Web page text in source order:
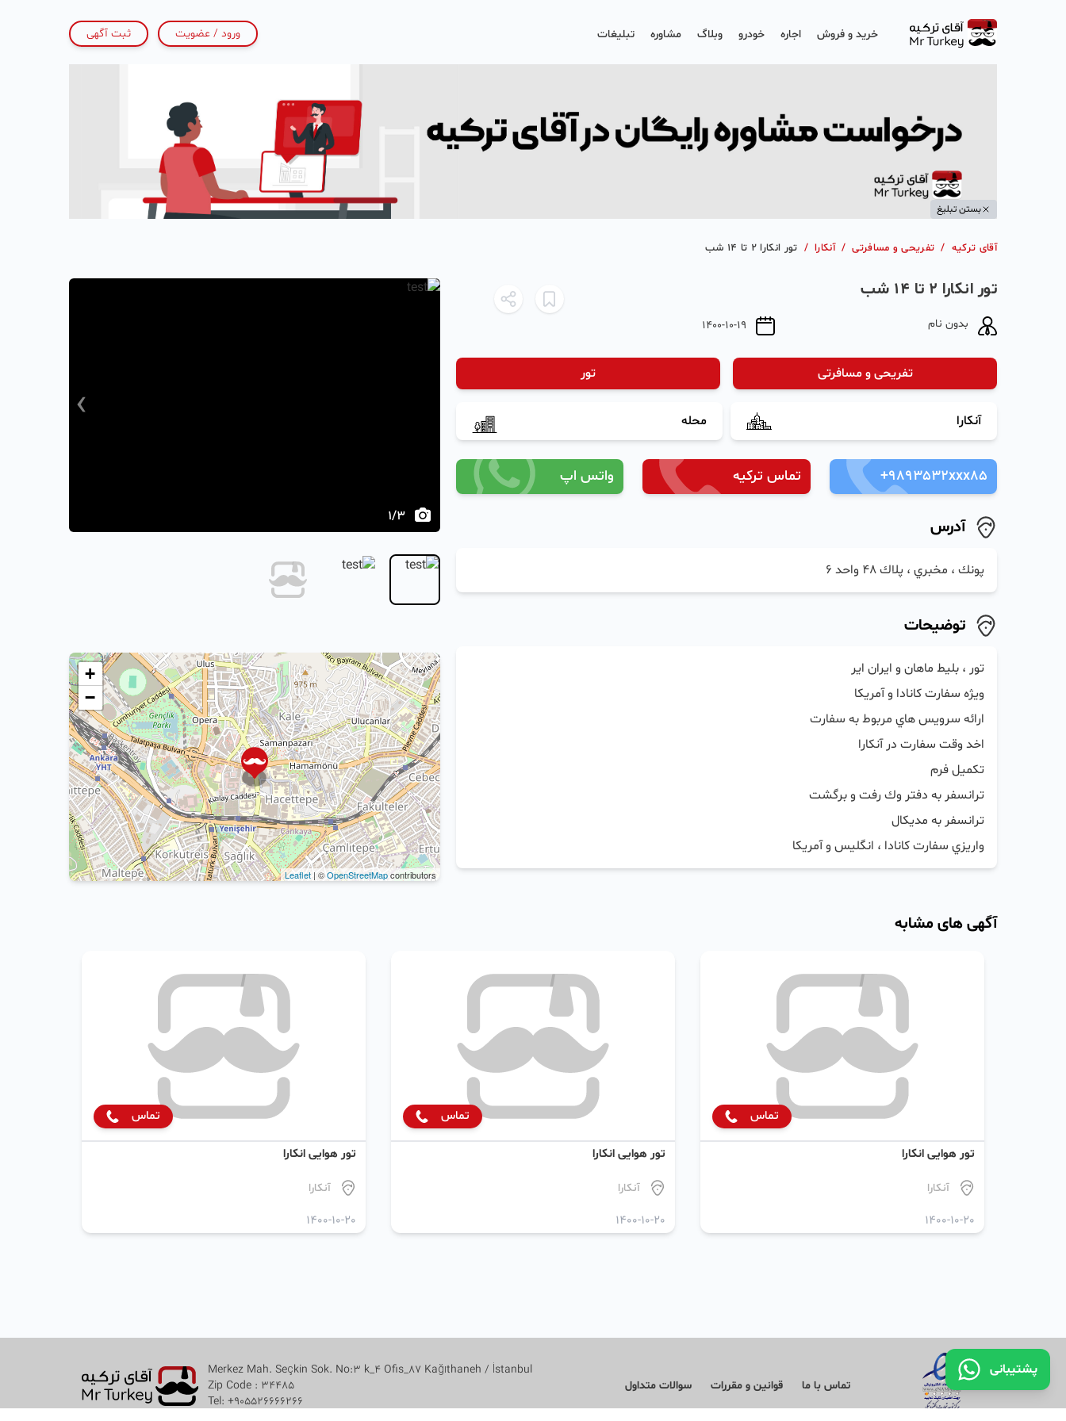
پشتیبانی
خرید و فروش اجاره خودرو وبلاگ مشاوره تبلیغات ورود / عضویت ثبت آگهی
بستن تبلیغ
آقای ترکیه / تفریحی و مسافرتی / آنکارا / تور انکارا 2 تا 14 شب
تور انکارا 2 تا 14 شب
بدون نام 1400-10-19
تفریحی و مسافرتی تور
آنکارا محله
+9893532xxx85 تماس ترکیه واتس اپ
آدرس
پونك ، مخبري ، پلاك ٤٨ واحد ٦
توضیحات
واريزي سفارت كانادا ، انگليس و آمريكا
›
1/3
+
−
Leaflet | ©OpenStreetMapcontributors
آگهی های مشابه
تماس
تور هوایی انکارا
آنکارا
1400-10-20
تماس
تور هوایی انکارا
آنکارا
1400-10-20
تماس
تور هوایی انکارا
آنکارا
1400-10-20
تماس با ما قوانین و مقررات سوالات متداول
Merkez Mah. Seçkin Sok. No:3 k_4 Ofis_87 Kağıthaneh / İstanbul
Zip Code : 34485
Tel: +905526666266